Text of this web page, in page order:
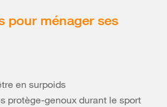
pour ménager ses
en surpoids
protège-genoux durant le sport